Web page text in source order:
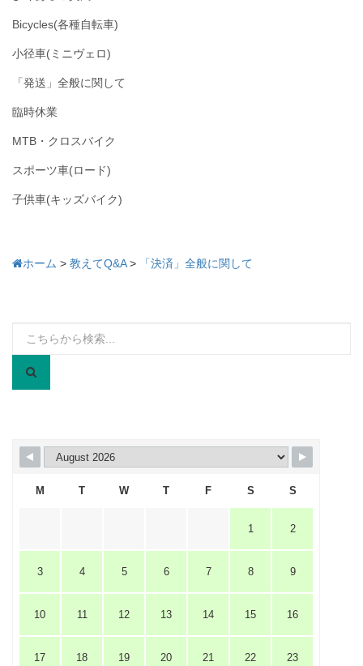
Bicycles(各種自転車)
小径車(ミニヴェロ)
「発送」全般に関して
臨時休業
MTB・クロスバイク
スポーツ車(ロード)
子供車(キッズバイク)
ホーム > 教えてQ&A> 「決済」全般に関して
M T W T F S S
1 2
3 4 5 6 7 8 9
10 11 12 13 14 15 16
17 18 19 20 21 22 23